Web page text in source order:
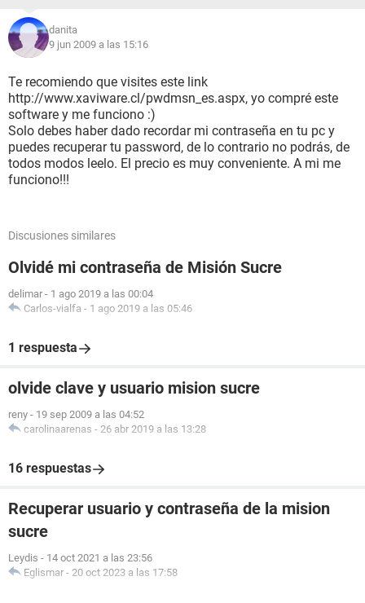
danita
9 jun 2009 a las 15:16
Te recomiendo que visites este link
http://www.xaviware.cl/pwdmsn_es.aspx, yo compré este
software y me funciono :)
Solo debes haber dado recordar mi contraseña en tu pc y
puedes recuperar tu password, de lo contrario no podrás, de
todos modos leelo. El precio es muy conveniente. A mi me
funciono!!!
Discusiones similares
Olvidé mi contraseña de Misión Sucre
delimar - 1 ago 2019 a las 00:04
Carlos-vialfa - 1 ago 2019 a las 05:46
1 respuesta
olvide clave y usuario mision sucre
reny - 19 sep 2009 a las 04:52
carolinaarenas - 26 abr 2019 a las 13:28
16 respuestas
Recuperar usuario y contraseña de la mision
sucre
Leydis - 14 oct 2021 a las 23:56
Eglismar - 20 oct 2023 a las 17:58